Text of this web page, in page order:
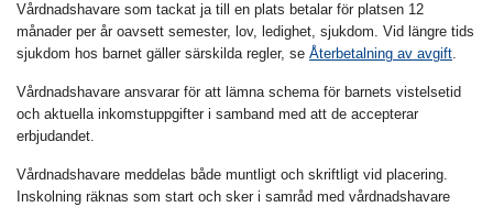
Vårdnadshavare som tackat ja till en plats betalar för platsen 12
månader per år oavsett semester, lov, ledighet, sjukdom. Vid längre tids
sjukdom hos barnet gäller särskilda regler, se Återbetalning av avgift.
Vårdnadshavare ansvarar för att lämna schema för barnets vistelsetid
och aktuella inkomstuppgifter i samband med att de accepterar
erbjudandet.
Vårdnadshavare meddelas både muntligt och skriftligt vid placering.
Inskolning räknas som start och sker i samråd med vårdnadshavare